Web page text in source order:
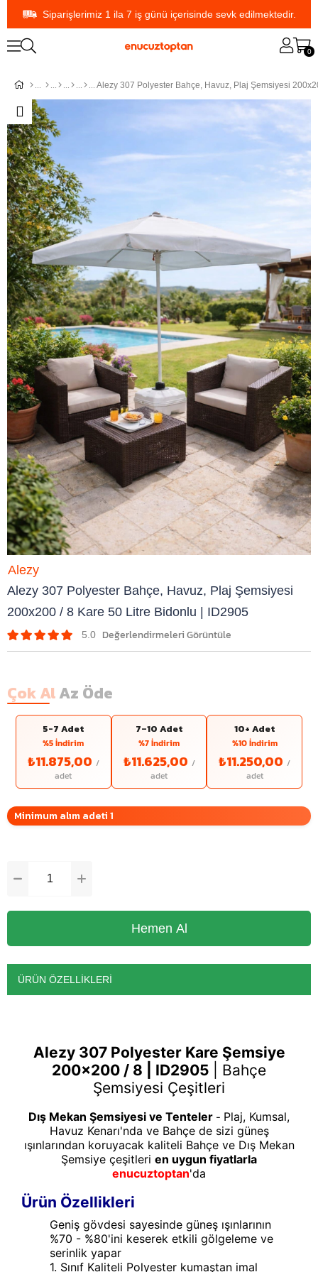
Siparişlerimiz 1 ila 7 iş günü içerisinde sevk edilmektedir.
0
Alezy 307 Polyester Bahçe, Havuz, Plaj Şemsiyesi
200x200 / 8 Kare 50 Litre Bidonlu | ID2905
5.0
Alezy
Çok AlAz Öde
5-7 Adet
%5 İndirim
₺11.875,00
7–10 Adet
%7 İndirim
₺11.625,00
10+ Adet
%10 İndirim
₺11.250,00
Minimum alım adeti 1
ÜRÜN ÖZELLIKLERI
Alezy 307 Polyester Kare Şemsiye
200x200 / 8 | ID2905
Bahçe
Şemsiyesi Çeşitleri
Dış Mekan Şemsiyesi ve Tenteler - Plaj, Kumsal,
Havuz Kenarı'nda ve Bahçe de sizi güneş
ışınlarından koruyacak kaliteli Bahçe ve Dış Mekan
Şemsiye çeşitleri en uygun fiyatlarla
enucuztoptan'da
Ürün Özellikleri
Geniş gövdesi sayesinde güneş ışınlarının
%70 - %80'ini keserek etkili gölgeleme ve
serinlik yapar
1. Sınıf Kaliteli Polyester kumaştan imal